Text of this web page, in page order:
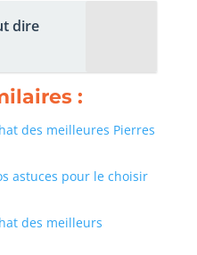
dire
:
des meilleures Pierres
astuces pour le choisir
des meilleurs